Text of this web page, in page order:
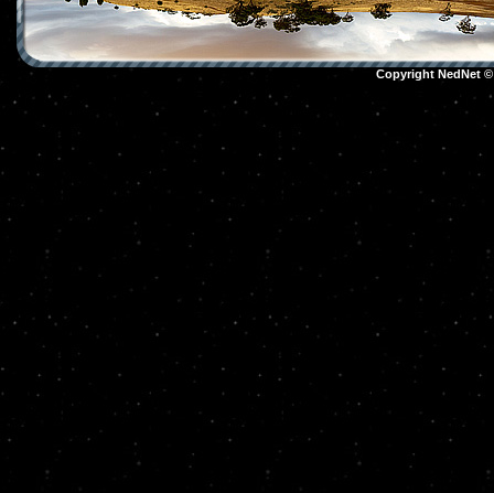
Copyright NedNet